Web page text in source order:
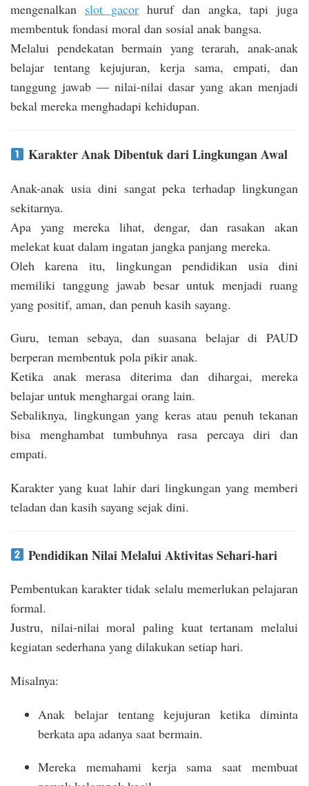
mengenalkan slot gacor huruf dan angka, tapi juga
membentuk fondasi moral dan sosial anak bangsa.
Melalui pendekatan bermain yang terarah, anak-anak
belajar tentang kejujuran, kerja sama, empati, dan
tanggung jawab — nilai-nilai dasar yang akan menjadi
bekal mereka menghadapi kehidupan.
Karakter Anak Dibentuk dari Lingkungan Awal
Anak-anak usia dini sangat peka terhadap lingkungan
sekitarnya.
Apa yang mereka lihat, dengar, dan rasakan akan
melekat kuat dalam ingatan jangka panjang mereka.
Oleh karena itu, lingkungan pendidikan usia dini
memiliki tanggung jawab besar untuk menjadi ruang
yang positif, aman, dan penuh kasih sayang.
Guru, teman sebaya, dan suasana belajar di PAUD
berperan membentuk pola pikir anak.
Ketika anak merasa diterima dan dihargai, mereka
belajar untuk menghargai orang lain.
Sebaliknya, lingkungan yang keras atau penuh tekanan
bisa menghambat tumbuhnya rasa percaya diri dan
empati.
Karakter yang kuat lahir dari lingkungan yang memberi
teladan dan kasih sayang sejak dini.
Pendidikan Nilai Melalui Aktivitas Sehari-hari
Pembentukan karakter tidak selalu memerlukan pelajaran
formal.
Justru, nilai-nilai moral paling kuat tertanam melalui
kegiatan sederhana yang dilakukan setiap hari.
Misalnya:
Anak belajar tentang kejujuran ketika diminta
berkata apa adanya saat bermain.
Mereka memahami kerja sama saat membuat